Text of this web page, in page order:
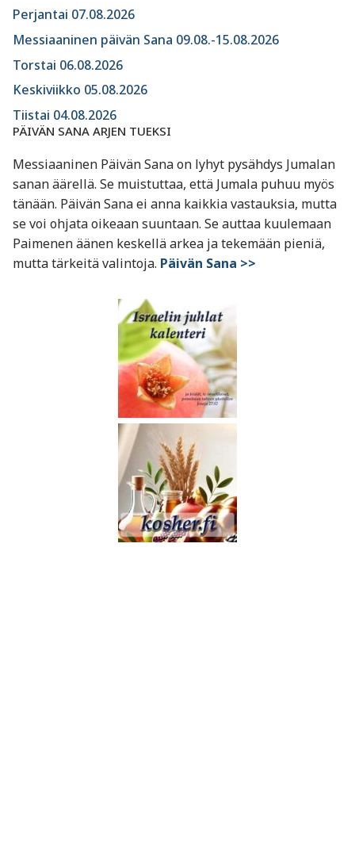
Perjantai 07.08.2026
Messiaaninen päivän Sana 09.08.-15.08.2026
Torstai 06.08.2026
Keskiviikko 05.08.2026
Tiistai 04.08.2026
PÄIVÄN SANA ARJEN TUEKSI
Messiaaninen Päivän Sana on lyhyt pysähdys Jumalan
sanan äärellä. Se muistuttaa, että Jumala puhuu myös
tänään. Päivän Sana ei anna kaikkia vastauksia, mutta
se voi ohjata oikeaan suuntaan. Se auttaa kuulemaan
Paimenen äänen keskellä arkea ja tekemään pieniä,
mutta tärkeitä valintoja. Päivän Sana >>